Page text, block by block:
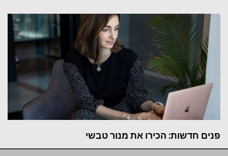
פנים חדשות: הכירו את מנור טבשי